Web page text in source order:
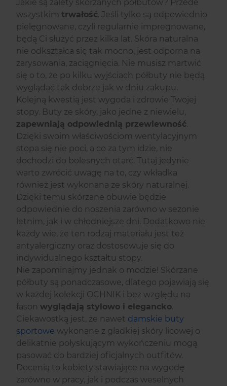
Jakie są zalety skórzanych półbutów? Przede
wszystkim trwałość. Jeśli tylko są odpowiednio
pielęgnowane, czyli regularnie impregnowane,
będą Ci służyć przez kilka lat. Skóra naturalna
nie odkształca się tak mocno, jest odporna na
zarysowania, zaciągnięcia. Nie musisz martwić
się o to, że po kilku wyjściach półbuty nie będą
wyglądać tak dobrze jak w dniu zakupu.
Kolejną kwestią jest wygoda i zdrowie Twojej
stopy. Buty ze skóry, jako jedne z niewielu,
zapewniają odpowiednią przewiewność.
Dzięki swoim właściwościom wentylacyjnym
stopa się nie poci, a co za tym idzie, nie
dochodzi do bolesnych otarć. Tutaj jedynie
warto zwrócić uwagę na to, czy wkładka
również jest wykonana ze skóry naturalnej.
Dzięki temu skórzane obuwie będzie
odpowiednie do noszenia zarówno w sezonie
letnim, jak i w chłodniejsze dni. Dodatkowo nie
każdy wie, że ten rodzaj materiału jest też
antyalergiczny oraz dostosowuje się do
indywidualnego kształtu stopy.
Nie zapominajmy jednak o modzie! Skórzane
półbuty są ponadczasowe, dlatego pojawiają się
w każdej kolekcji OCHNIK i bez względu na
fason wyglądają stylowo i elegancko.
Ciekawostką jest, że nawet damskie buty
sportowe wykonane z gładkiej skóry licowej o
delikatnie połyskującym wykończeniu mogą
pasować do bardziej oficjalnych outfitów.
Docenią to kobiety stawiające na wygodę
zarówno w pracy, jak i podczas weselnych